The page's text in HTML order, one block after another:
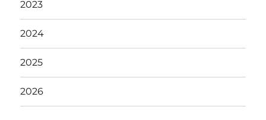
2023
2024
2025
2026